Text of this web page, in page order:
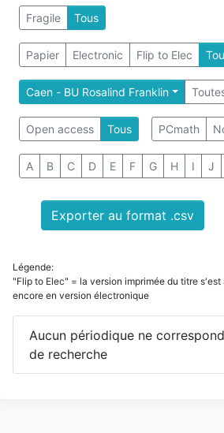
Fragile Tous
Papier Electronic Flip to Elec
Caen - BU Rosalind Franklin
Open access Tous PCmath
A B C D E F G H I J
Exporter au format .csv
Légende:
"Flip to Elec" = la version imprimée du titre
encore en version électronique
Aucun périodique ne
de recherche